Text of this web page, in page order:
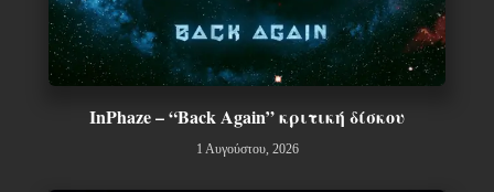
InPhaze – “Back Again” κριτική δίσκου
1 Αυγούστου, 2026